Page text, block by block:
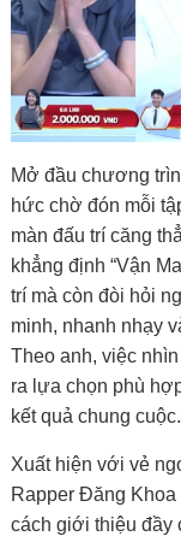
Mở đầu chương
hức chờ đón mỗi
màn đấu trí căng
khẳng định “Vận
trí mà còn đòi hỏi
minh, nhanh nhạy
Theo anh, việc
ra lựa chọn phù
kết quả chung cuộc.
Xuất hiện với vẻ
Rapper Đăng
cách giới thiệu đầy